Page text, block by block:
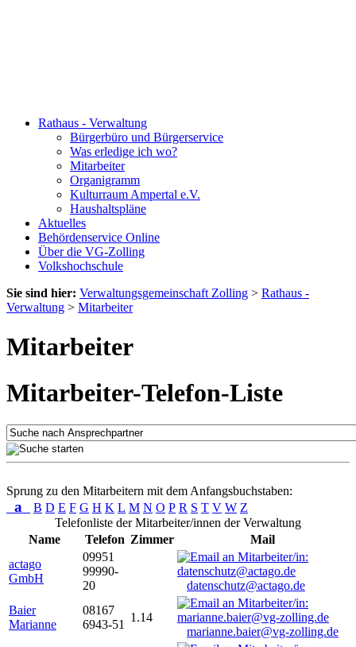
Rathaus - Verwaltung
Bürgerbüro und Bürgerservice
Was erledige ich wo?
Mitarbeiter
Organigramm
Kulturraum Ampertal e.V.
Haushaltspläne
Aktuelles
Behördenservice Online
Über die VG-Zolling
Volkshochschule
Sie sind hier: Verwaltungsgemeinschaft Zolling > Rathaus -
Verwaltung > Mitarbeiter
Mitarbeiter
Mitarbeiter-Telefon-Liste
Sprung zu den Mitarbeitern mit dem Anfangsbuchstaben:
a B D E F G H K L M N O P R S T V W Z
Telefonliste der Mitarbeiter/innen der Verwaltung
Name
Telefon Zimmer
Mail
actago
GmbH
09951
99990-
20
datenschutz@actago.de
Baier
Marianne
08167
6943-51
1.14
marianne.baier@vg-zolling.de